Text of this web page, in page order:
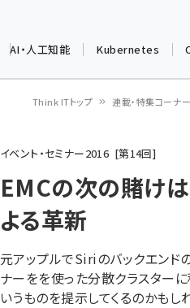
AI・人工知能 Kubernetes
ン
く
ず
Think ITトップ 連載・特集コーナ
イベント・セミナー2016 第14回
EMCの次の賭け
よる革新
元アップルでSiriのバックエンド
ナーをを使った分散クラスター
いうものを提示してくるのかもし